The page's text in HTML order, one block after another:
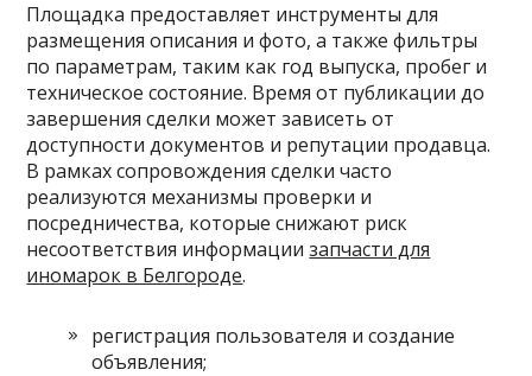
Площадка предоставляет инструменты для
размещения описания и фото, а также фильтры
по параметрам, таким как год выпуска, пробег и
техническое состояние. Время от публикации до
завершения сделки может зависеть от
доступности документов и репутации продавца.
В рамках сопровождения сделки часто
реализуются механизмы проверки и
посредничества, которые снижают риск
несоответствия информациизапчасти для
иномарок в Белгороде.
регистрация пользователя и создание
объявления;